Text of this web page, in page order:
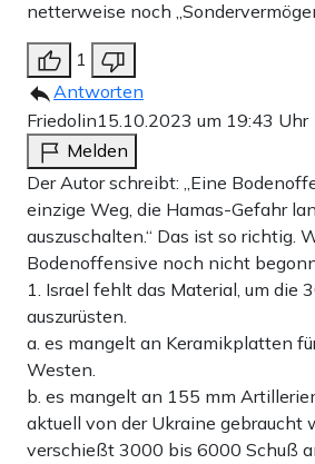
netterweise noch
1
Antworten
Friedolin15.10.2023 um 19:43 Uhr
Melden
Der Autor schreibt: „Eine
einzige Weg, die Hamas-Gefahr
auszuschalten.“ Das ist so richtig.
Bodenoffensive noch nicht
1. Israel fehlt das Material, um die
auszurüsten.
a. es mangelt an Keramikplatten
Westen.
b. es mangelt an 155 mm
aktuell von der Ukraine gebraucht
verschießt 3000 bis 6000 Schuß